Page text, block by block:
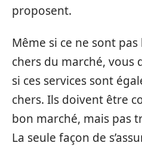
proposent.
Même si ce ne sont
chers du marché, vous
si ces services sont
chers. Ils doivent être
bon marché, mais pas
La seule façon de